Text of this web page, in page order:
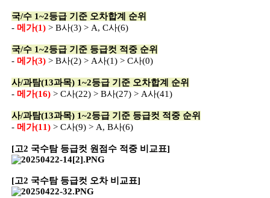
국/수 1~2등급 기준 오차합계 순위
- 메가(1) > B사(3) > A, C사(6)
국/수 1~2등급 기준 등급컷 적중 순위
- 메가(3) > B사(2) > A사(1) > C사(0)
사/과탐(13과목) 1~2등급 기준 오차합계 순위
- 메가(16) > C사(22) > B사(27) > A사(41)
사/과탐(13과목) 1~2등급 기준 등급컷 적중 순위
- 메가(11) > C사(9) > A, B사(6)
[고2 국수탐 등급컷 원점수 적중 비교표]
[고2 국수탐 등급컷 오차 비교표]